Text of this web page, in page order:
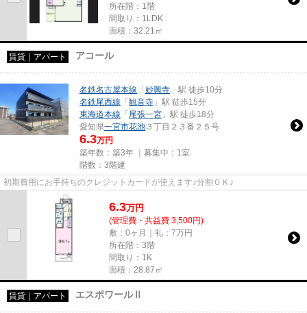
所在階：1階
間取り：1LDK
面積：32.21㎡
賃貸｜アパート アコール
名鉄名古屋本線 「 妙興寺 」駅 徒歩10分
名鉄尾西線 「 観音寺 」駅 徒歩15分
東海道本線 「 尾張一宮 」駅 徒歩18分
愛知県一宮市花池 ３丁目２３番２５号
6.3万円
築年数：築3年 ｜募集中： 1室
階数：3階建
初期費用にお手持ちのクレジットカードが使えます♪分割ＯＫ♪
6.3万円
(管理費・共益費 3,500円)
敷：0ヶ月｜礼：7万円
所在階：3階
間取り：1K
面積：28.87㎡
賃貸｜アパート エスポワールⅡ